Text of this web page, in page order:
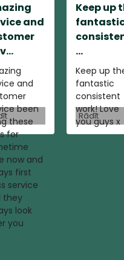
and
and
been
these
for
now and
first
service
they
look
you
Keep up
...
Keep up
fantastic
consistent
work! Love
you guys x
Rādīt